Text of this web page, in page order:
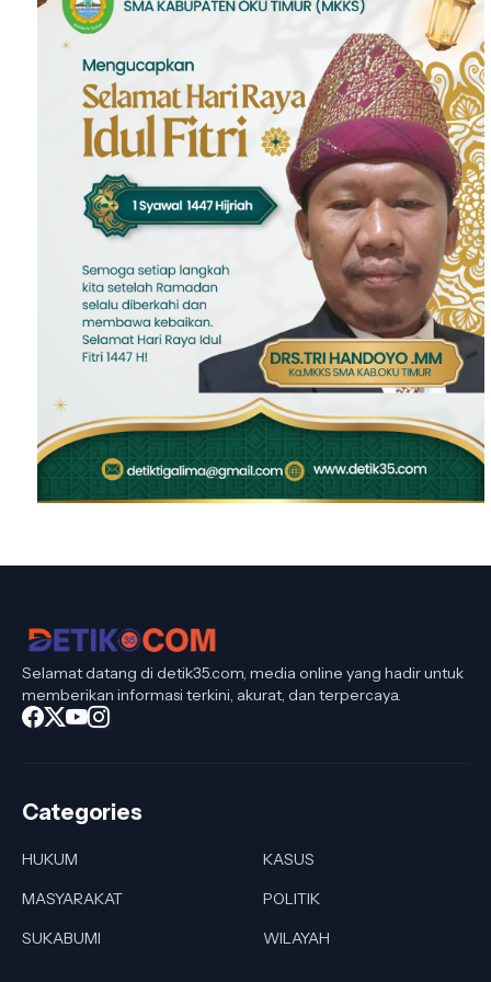
Selamat datang di detik35.com, media online yang hadir untuk
memberikan informasi terkini, akurat, dan terpercaya.
Categories
HUKUM
KASUS
MASYARAKAT
POLITIK
SUKABUMI
WILAYAH